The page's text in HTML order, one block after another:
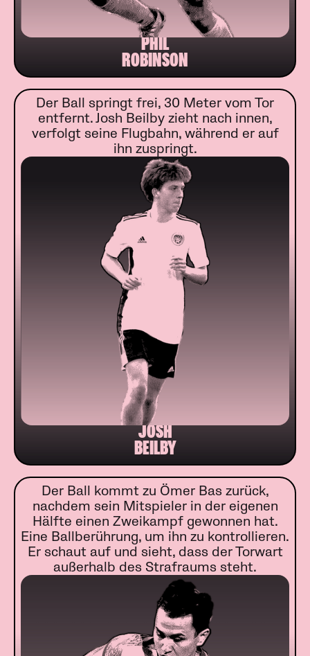
PHIL
ROBINSON
Der Ball springt frei, 30 Meter vom Tor
entfernt. Josh Beilby zieht nach innen,
verfolgt seine Flugbahn, während er auf
ihn zuspringt.
JOSH
BEILBY
Der Ball kommt zu Ömer Bas zurück,
nachdem sein Mitspieler in der eigenen
Hälfte einen Zweikampf gewonnen hat.
Eine Ballberührung, um ihn zu kontrollieren.
Er schaut auf und sieht, dass der Torwart
außerhalb des Strafraums steht.